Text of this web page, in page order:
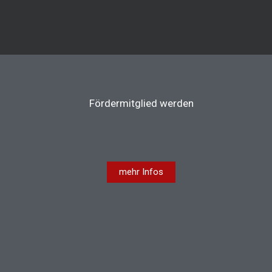
Fördermitglied werden
mehr Infos